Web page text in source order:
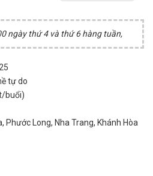
ngày thứ 4 và thứ 6 hàng tuần,
tự do
buổi)
Phước Long, Nha Trang, Khánh Hòa